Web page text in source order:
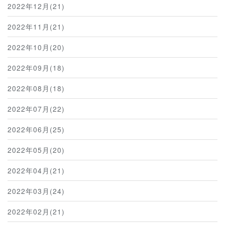
2022年12月(21)
2022年11月(21)
2022年10月(20)
2022年09月(18)
2022年08月(18)
2022年07月(22)
2022年06月(25)
2022年05月(20)
2022年04月(21)
2022年03月(24)
2022年02月(21)